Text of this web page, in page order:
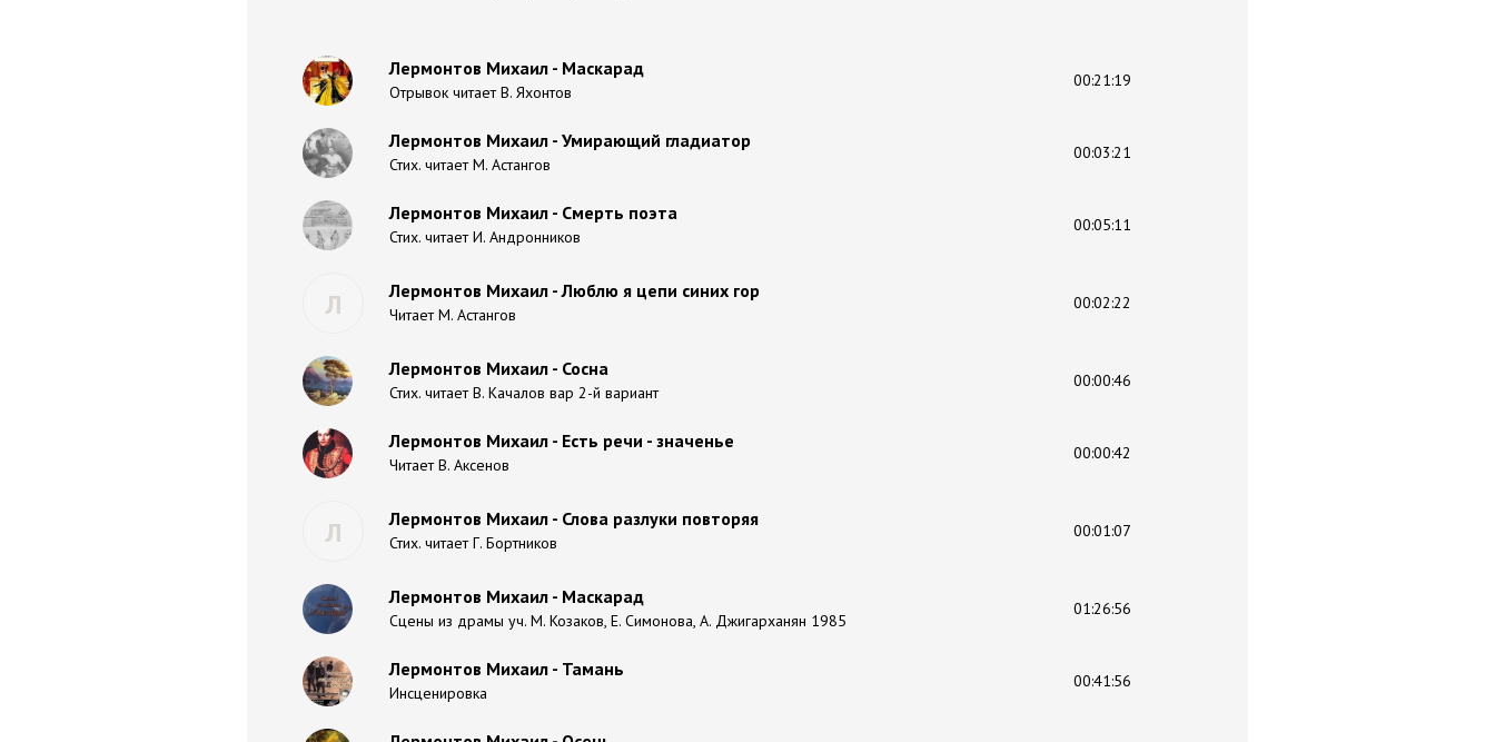
Лермонтов Михаил - Маскарад
Отрывок читает В. Яхонтов
00:21:19
Лермонтов Михаил - Умирающий гладиатор
Стих. читает М. Астангов
00:03:21
Лермонтов Михаил - Смерть поэта
Стих. читает И. Андронников
00:05:11
Л Лермонтов Михаил - Люблю я цепи синих гор
Читает М. Астангов
00:02:22
Лермонтов Михаил - Сосна
Стих. читает В. Качалов вар 2-й вариант
00:00:46
Лермонтов Михаил - Есть речи - значенье
Читает В. Аксенов
00:00:42
Л Лермонтов Михаил - Слова разлуки повторяя
Стих. читает Г. Бортников
00:01:07
Лермонтов Михаил - Маскарад
Сцены из драмы уч. М. Козаков, Е. Симонова, А. Джигарханян 1985
01:26:56
Лермонтов Михаил - Тамань
Инсценировка
00:41:56